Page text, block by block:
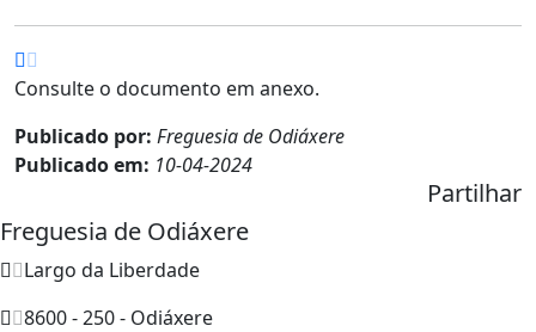
Consulte o documento em anexo.
Publicado por: Freguesia de Odiáxere
Publicado em: 10-04-2024
Partilhar
Freguesia de Odiáxere
Largo da Liberdade
8600 - 250 - Odiáxere